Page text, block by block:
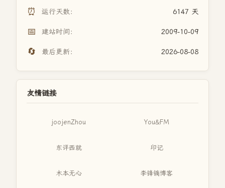
⏰ 运行天数： 6147 天
📅 建站时间： 2009-10-09
🔄 最后更新： 2026-08-08
友情链接
joojenZhou You&FM
东评西就 印记
木本无心 李锋镝博客